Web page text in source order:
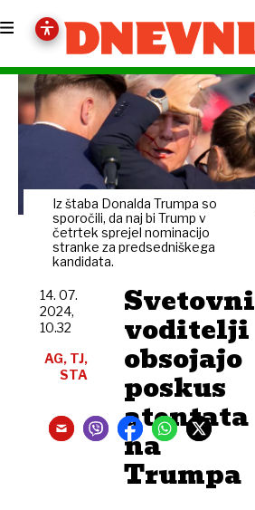
Iz štaba Donalda Trumpa so
sporočili, da naj bi Trump v
četrtek sprejel nominacijo
stranke za predsedniškega
kandidata.
Svetovni
voditelji
obsojajo
poskus
atentata
na
Trumpa
14. 07.
2024,
10.32
AG, TJ,
STA